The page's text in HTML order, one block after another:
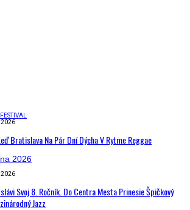
2026
Bratislava Na Pár Dní Dýcha V Rytme Reggae
2026
Svoj 8. Ročník. Do Centra Mesta Prinesie Špičkový
Jazz